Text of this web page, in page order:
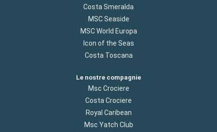
Costa Smeralda
MSC Seaside
MSC World Europa
Icon of the Seas
Costa Toscana
Le nostre compagnie
Msc Crociere
Costa Crociere
Royal Caribean
Msc Yatch Club